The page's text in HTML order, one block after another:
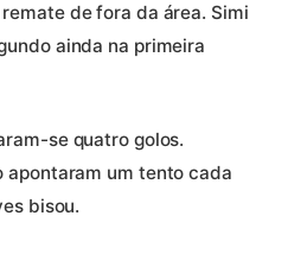
de fora da área. Simi
ainda na primeira
se quatro golos.
apontaram um tento cada
bisou.